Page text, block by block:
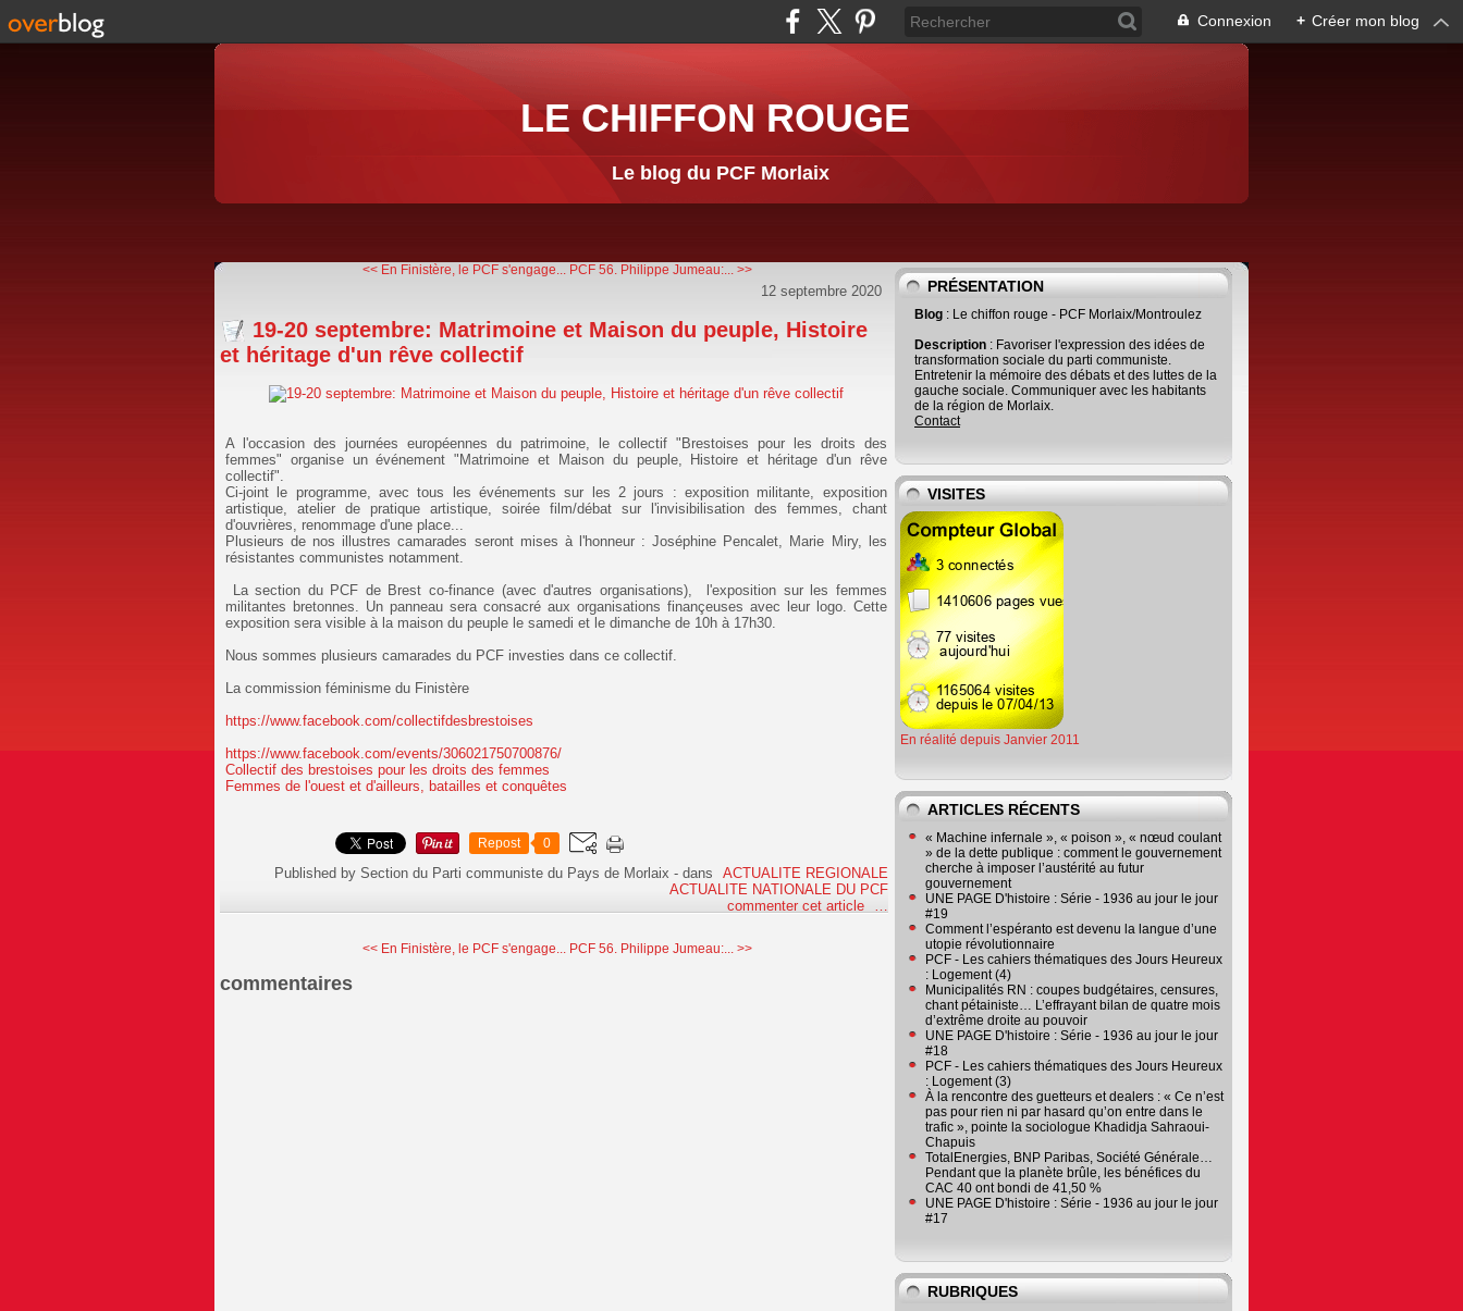
Connexion + Créer mon blog
LE CHIFFON ROUGE
Le blog du PCF Morlaix
<< En Finistère, le PCF s'engage... PCF 56. Philippe Jumeau:... >>
12 septembre 2020
19-20 septembre: Matrimoine et Maison du peuple, Histoire
et héritage d'un rêve collectif
A l'occasion des journées européennes du patrimoine, le collectif "Brestoises pour les droits des
femmes" organise un événement "Matrimoine et Maison du peuple, Histoire et héritage d'un rêve
collectif".
Ci-joint le programme, avec tous les événements sur les 2 jours : exposition militante, exposition
artistique, atelier de pratique artistique, soirée film/débat sur l'invisibilisation des femmes, chant
d'ouvrières, renommage d'une place...
Plusieurs de nos illustres camarades seront mises à l'honneur : Joséphine Pencalet, Marie Miry, les
résistantes communistes notamment.
La section du PCF de Brest co-finance (avec d'autres organisations), l'exposition sur les femmes
militantes bretonnes. Un panneau sera consacré aux organisations finançeuses avec leur logo. Cette
exposition sera visible à la maison du peuple le samedi et le dimanche de 10h à 17h30.
Nous sommes plusieurs camarades du PCF investies dans ce collectif.
La commission féminisme du Finistère
https://www.facebook.com/collectifdesbrestoises
https://www.facebook.com/events/306021750700876/
Collectif des brestoises pour les droits des femmes
Femmes de l'ouest et d'ailleurs, batailles et conquêtes
Repost 0
Published by Section du Parti communiste du Pays de Morlaix -dans
ACTUALITE REGIONALE
ACTUALITE NATIONALE DU PCF
commenter cet article
…
<< En Finistère, le PCF s'engage... PCF 56. Philippe Jumeau:... >>
commentaires
PRÉSENTATION
Blog : Le chiffon rouge - PCF Morlaix/Montroulez
Description : Favoriser l'expression des idées de
transformation sociale du parti communiste.
Entretenir la mémoire des débats et des luttes de la
gauche sociale. Communiquer avec les habitants
de la région de Morlaix.
Contact
VISITES
En réalité depuis Janvier 2011
ARTICLES RÉCENTS
« Machine infernale », « poison », « nœud coulant
» de la dette publique : comment le gouvernement
cherche à imposer l’austérité au futur
gouvernement
UNE PAGE D'histoire : Série - 1936 au jour le jour
#19
Comment l’espéranto est devenu la langue d’une
utopie révolutionnaire
PCF - Les cahiers thématiques des Jours Heureux
: Logement (4)
Municipalités RN : coupes budgétaires, censures,
chant pétainiste… L’effrayant bilan de quatre mois
d’extrême droite au pouvoir
UNE PAGE D'histoire : Série - 1936 au jour le jour
#18
PCF - Les cahiers thématiques des Jours Heureux
: Logement (3)
À la rencontre des guetteurs et dealers : « Ce n’est
pas pour rien ni par hasard qu’on entre dans le
trafic », pointe la sociologue Khadidja Sahraoui-
Chapuis
TotalEnergies, BNP Paribas, Société Générale…
Pendant que la planète brûle, les bénéfices du
CAC 40 ont bondi de 41,50 %
UNE PAGE D'histoire : Série - 1936 au jour le jour
#17
RUBRIQUES